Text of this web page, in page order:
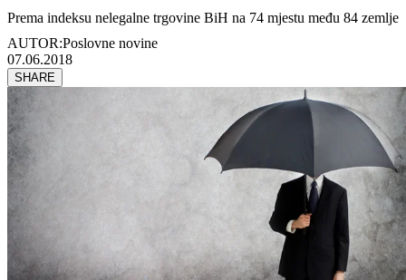
Prema indeksu nelegalne trgovine BiH na 74 mjestu među 84 zemlje
AUTOR:Poslovne novine
07.06.2018
SHARE